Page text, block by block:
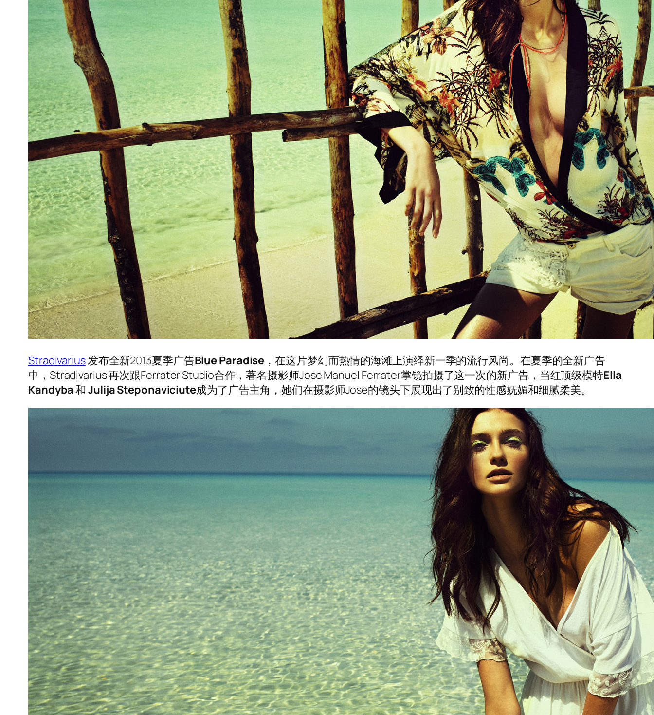
Stradivarius发布全新2013夏季广告Blue Paradise ，在这片梦幻而热情的海滩上演绎新一季的流行风尚。在夏季的全新广告
中，Stradivarius 再次跟Ferrater Studio合作，著名摄影师Jose Manuel Ferrater掌镜拍摄了这一次的新广告，当红顶级模特Ella
Kandyba和Julija Steponaviciute成为了广告主角，她们在摄影师Jose的镜头下展现出了别致的性感妩媚和细腻柔美。